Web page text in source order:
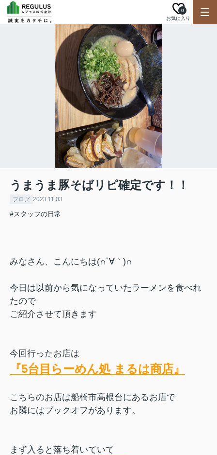
お気に入り
0
うまうま豚そばリピ確定です！！
ブログ 2023.11.03
#スタッフの日常
みなさん、こんにちは(∩´∀｀)∩
今日は以前から気になっていたラーメンを食べれ
たので
ご紹介させて頂きます
今回行ったお店は
『5台目らーめん処 まるは商店』
こちらのお店は船橋市高根台にあるお店で
お隣にはブックオフがあります。
まず入ると落ち着いていて